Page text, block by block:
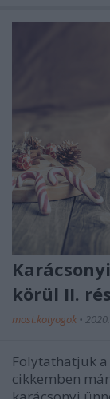
körül II.
most.kotyogok •
Folytathatjuk
cikkemben